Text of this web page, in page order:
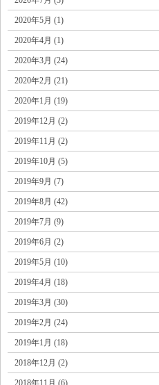
2020年5月 (1)
2020年4月 (1)
2020年3月 (24)
2020年2月 (21)
2020年1月 (19)
2019年12月 (2)
2019年11月 (2)
2019年10月 (5)
2019年9月 (7)
2019年8月 (42)
2019年7月 (9)
2019年6月 (2)
2019年5月 (10)
2019年4月 (18)
2019年3月 (30)
2019年2月 (24)
2019年1月 (18)
2018年12月 (2)
2018年11月 (6)